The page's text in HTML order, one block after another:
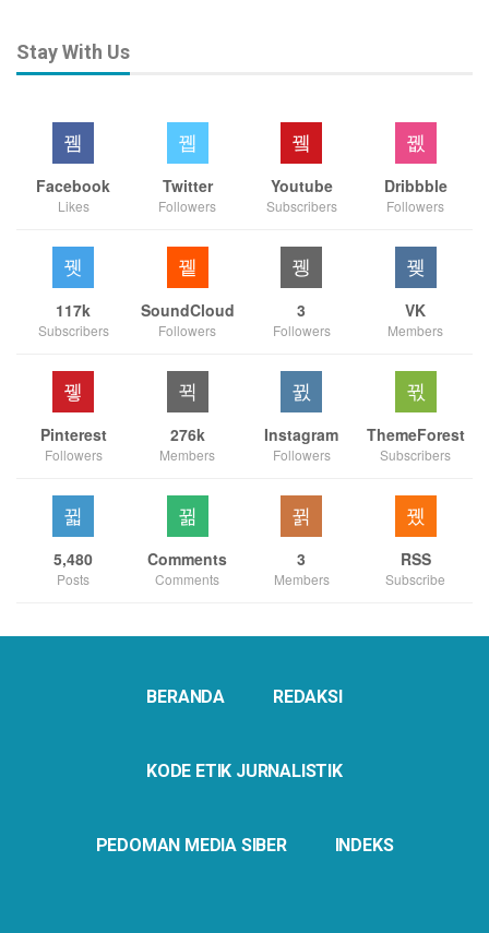
Stay With Us
Facebook
Likes
Twitter
Followers
Youtube
Subscribers
Dribbble
Followers
117k
Subscribers
SoundCloud
Followers
3
Followers
VK
Members
Pinterest
Followers
276k
Members
Instagram
Followers
ThemeForest
Subscribers
5,480
Posts
Comments
Comments
3
Members
RSS
Subscribe
BERANDA REDAKSI
KODE ETIK JURNALISTIK
PEDOMAN MEDIA SIBER INDEKS